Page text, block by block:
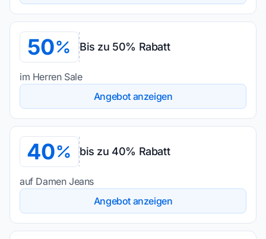
50 Bis zu 50% Rabatt
im Herren Sale
Angebot anzeigen
40 bis zu 40% Rabatt
auf Damen Jeans
Angebot anzeigen